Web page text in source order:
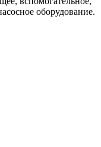
оборудование.